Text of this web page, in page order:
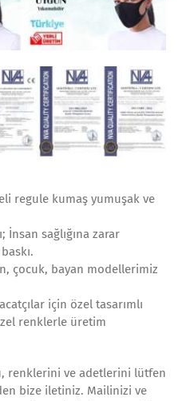
regule kumaş yumuşak ve
İnsan sağlığına zarar
çocuk, bayan modellerimiz
için özel tasarımlı
renklerle üretim
renklerini ve adetlerini lütfen
bize iletiniz. Mailinizi ve